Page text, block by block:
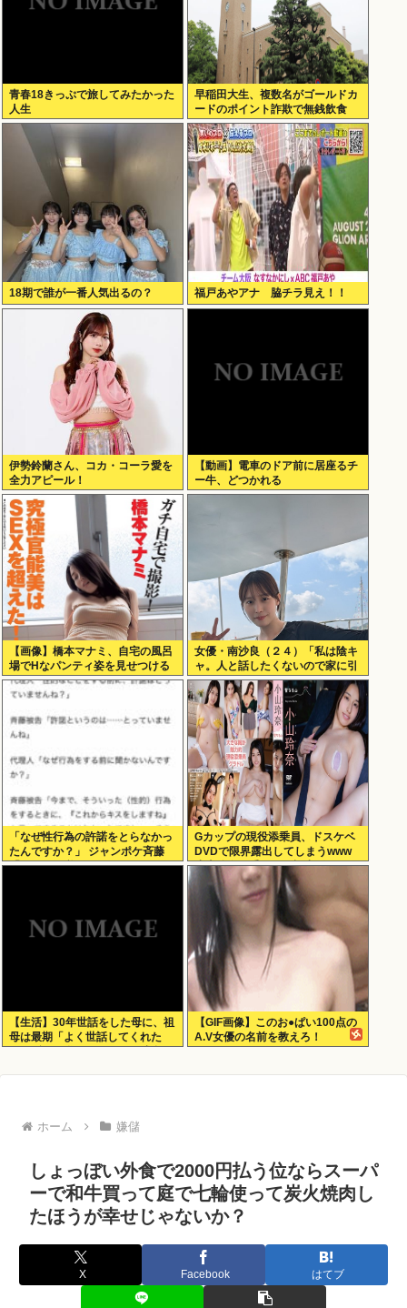
青春18きっぷで旅してみたかった
人生
早稲田大生、複数名がゴールドカ
ードのポイント詐欺で無銭飲食
18期で誰が一番人気出るの？ 福戸あやアナ 脇チラ見え！！
伊勢鈴蘭さん、コカ・コーラ愛を
全力アピール！
【動画】電車のドア前に居座るチ
ー牛、どつかれる
【画像】橋本マナミ、自宅の風呂
場でHなパンティ姿を見せつける
女優・南沙良（２４）「私は陰キ
ャ。人と話したくないので家に引
きこもってPCでアニメを観てい
たい」
「なぜ性行為の許諾をとらなかっ
たんですか？」 ジャンポケ斉藤
「なぜとる必要があるんで
Gカップの現役添乗員、ドスケベ
DVDで限界露出してしまうwww
小山玲奈、手ぶらや極小ビキニで
大放出！！新作「聖なる山」の動
画＆画像まとめ！
【生活】30年世話をした母に、祖
母は最期「よく世話してくれた
【GIF画像】このお●ぱい100点の
A.V女優の名前を教えろ！
ホーム 嫌儲
しょっぼい外食で2000円払う位ならスーパ
ーで和牛買って庭で七輪使って炭火焼肉し
たほうが幸せじゃないか？
X Facebook はてブ